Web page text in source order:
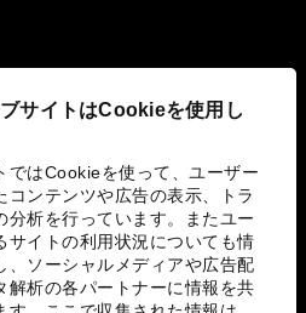
サイトはCookieを使用し
ではCookieを使って、ユーザー
コンテンツや広告の表示、トラ
分析を行っています。またユー
サイトの利用状況についても情
、ソーシャルメディアや広告配
解析の各パートナーに情報を共
組み